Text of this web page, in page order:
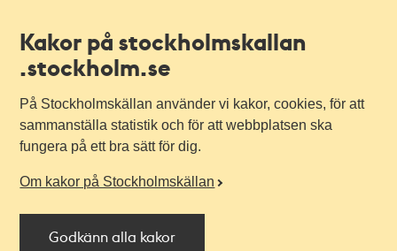
Kakor på stockholmskallan
.stockholm.se
På Stockholmskällan använder vi kakor, cookies, för att
sammanställa statistik och för att webbplatsen ska
fungera på ett bra sätt för dig.
Om kakor på Stockholmskällan
Godkänn alla kakor